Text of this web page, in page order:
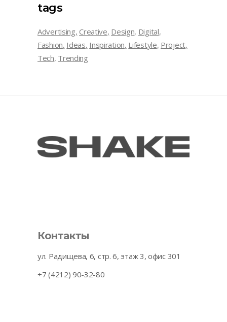
tags
Advertising Creative Design Digital
Fashion Ideas Inspiration Lifestyle Project
Tech Trending
Контакты
ул. Радищева, 6, стр. 6, этаж 3, офис 301
+7 (4212) 90-32-80